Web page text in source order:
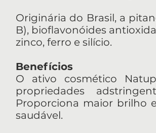
Originária do Brasil, a
B), bioflavonóides
zinco, ferro e silício.
Benefícios
O ativo cosmético
propriedades
Proporciona maior brilho
saudável.